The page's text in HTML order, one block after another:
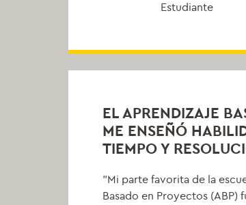
Estudiante
EL APRENDIZAJE
ME ENSEÑÓ
TIEMPO Y
"Mi parte favorita de la
Basado en Proyectos